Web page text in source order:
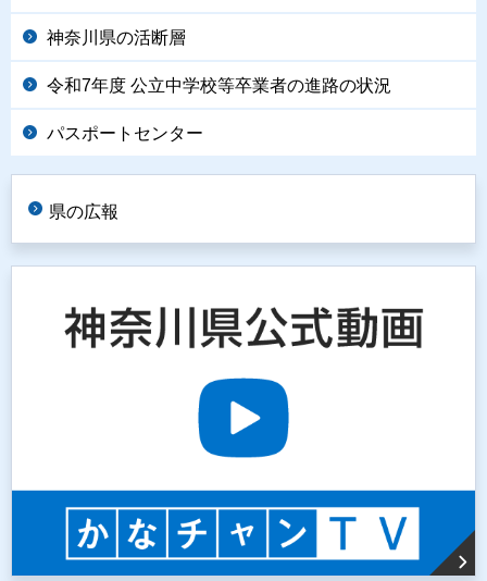
神奈川県の活断層
令和7年度 公立中学校等卒業者の進路の状況
パスポートセンター
県の広報